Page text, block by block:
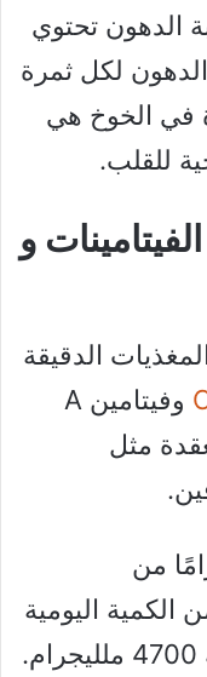
الدهون تحتوي
لكل ثمرة
في الخوخ هي
للقلب.
و
الدقيقة
وفيتامين A
مثل
يمثل 7٪ من الكمية اليومية